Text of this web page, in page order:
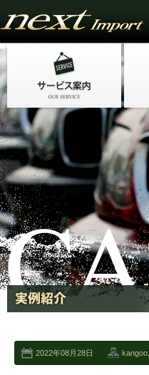
2022年08月28日 kangoo